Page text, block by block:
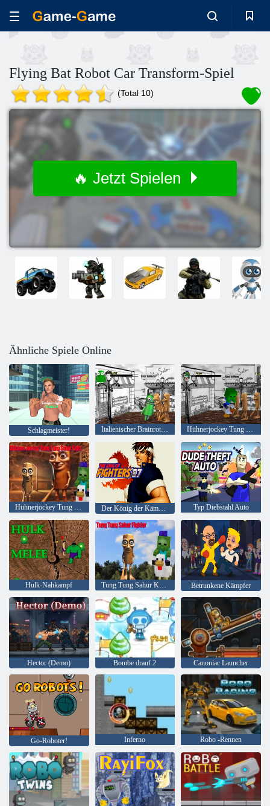
Flying Bat Robot Car Transform-Spiel
(Total 10)
🔥 Jetzt Spielen
Ähnliche Spiele Online
Schlagmeister! Italienischer Brainrot R. E. P. O Street of Rage Hühnerjockey Tung Tung Sahur Kampf
Hühnerjockey Tung Tung Sahur Kampf Der König der Kämpfer 97 Typ Diebstahl Auto
Hulk-Nahkampf Tung Tung Sahur Kämpfer Betrunkene Kämpfer
Hector (Demo) Bombe drauf 2 Canoniac Launcher
Go-Roboter! Inferno Robo -Rennen